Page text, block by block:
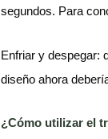
segundos. Para
Enfriar y despegar:
diseño ahora
¿Cómo utilizar el